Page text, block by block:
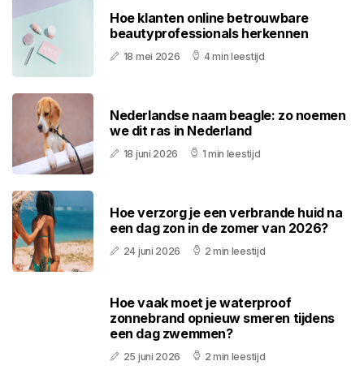
Hoe klanten online betrouwbare
beautyprofessionals herkennen
18 mei 2026 4 min leestijd
Nederlandse naam beagle: zo noemen
we dit ras in Nederland
18 juni 2026 1 min leestijd
Hoe verzorg je een verbrande huid na
een dag zon in de zomer van 2026?
24 juni 2026 2 min leestijd
Hoe vaak moet je waterproof
zonnebrand opnieuw smeren tijdens
een dag zwemmen?
25 juni 2026 2 min leestijd